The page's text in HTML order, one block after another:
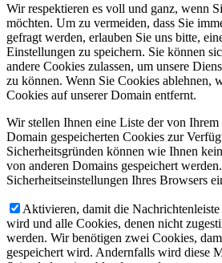
Wir respektieren es voll und ganz, wenn
möchten. Um zu vermeiden, dass Sie
gefragt werden, erlauben Sie uns bitte,
Einstellungen zu speichern. Sie können
andere Cookies zulassen, um unsere
zu können. Wenn Sie Cookies ablehnen,
Cookies auf unserer Domain entfernt.
Wir stellen Ihnen eine Liste der von
Domain gespeicherten Cookies zur
Sicherheitsgründen können wie Ihnen
von anderen Domains gespeichert
Sicherheitseinstellungen Ihres Browsers
Aktivieren, damit die Nachrichtenleiste
wird und alle Cookies, denen nicht
werden. Wir benötigen zwei Cookies,
gespeichert wird. Andernfalls wird diese